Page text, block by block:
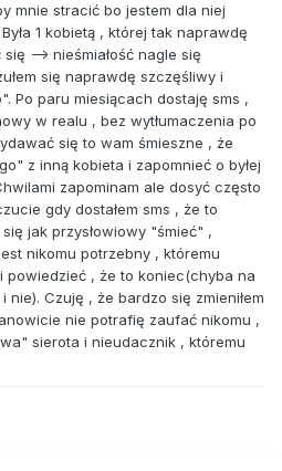
mnie stracić bo jestem dla niej
1 kobietą , której tak naprawdę
--> nieśmiałość nagle się
się naprawdę szczęśliwy i
Po paru miesiącach dostaję sms ,
w realu , bez wytłumaczenia po
się to wam śmieszne , że
z inną kobieta i zapomnieć o byłej
zapominam ale dosyć często
gdy dostałem sms , że to
jak przysłowiowy "śmieć" ,
nikomu potrzebny , któremu
powiedzieć , że to koniec(chyba na
nie). Czuję , że bardzo się zmieniłem
nie potrafię zaufać nikomu ,
sierota i nieudacznik , któremu